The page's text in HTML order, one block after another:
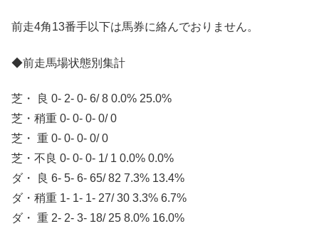
前走4角13番手以下は馬券に絡んでおりません。
◆前走馬場状態別集計
芝・ 良 0- 2- 0- 6/ 8 0.0% 25.0%
芝・稍重 0- 0- 0- 0/ 0
芝・ 重 0- 0- 0- 0/ 0
芝・不良 0- 0- 0- 1/ 1 0.0% 0.0%
ダ・ 良 6- 5- 6- 65/ 82 7.3% 13.4%
ダ・稍重 1- 1- 1- 27/ 30 3.3% 6.7%
ダ・ 重 2- 2- 3- 18/ 25 8.0% 16.0%